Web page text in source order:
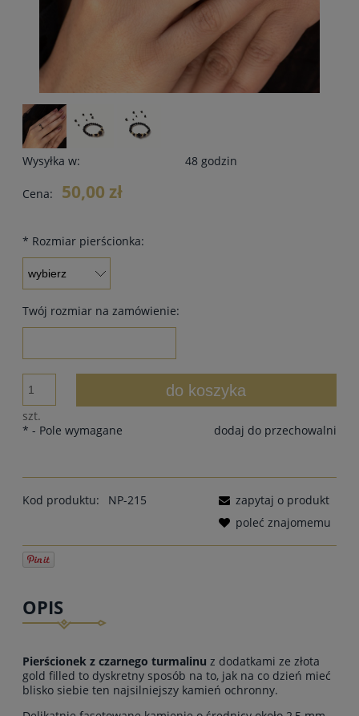
Wysyłka w: 48 godzin
Cena: 50,00 zł
* Rozmiar pierścionka:
Twój rozmiar na zamówienie:
szt.
do koszyka
dodaj do przechowalni
* - Pole wymagane
Kod produktu: NP-215
zapytaj o produkt
poleć znajomemu
OPIS
Pierścionek z czarnego turmalinu z dodatkami ze złota
gold filled to dyskretny sposób na to, jak na co dzień mieć
blisko siebie ten najsilniejszy kamień ochronny.